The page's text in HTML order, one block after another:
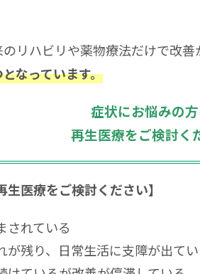
リハビリや薬物療法だけで改善
なっています。
症状にお悩みの
再生医療をご検討く
生医療をご検討ください】
されている
が残り、日常生活に支障が出てい